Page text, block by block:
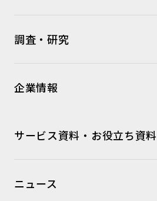
調査・研究
企業情報
サービス資料・お役立ち資料
ニュース